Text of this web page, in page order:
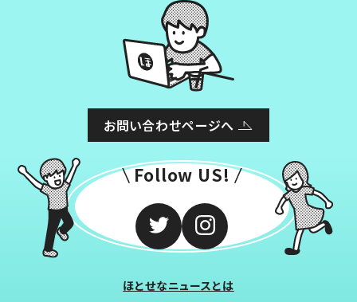
お問い合わせページへ
Follow US!
ほとせなニュースとは